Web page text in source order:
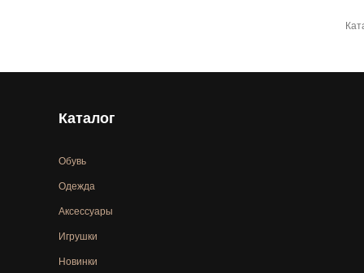
Каталог
Обувь
Одежда
Аксессуары
Игрушки
Новинки